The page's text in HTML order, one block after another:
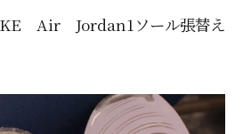
Air Jordan1ソール張替え